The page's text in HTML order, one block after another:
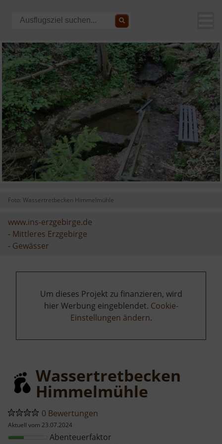
Foto: Wassertretbecken Himmelmühle
www.ins-erzgebirge.de
- Mittleres Erzgebirge
- Gewässer
Um dieses Projekt zu finanzieren, wird
hier Werbung eingeblendet. Cookie-
Einstellungen ändern.
Wassertretbecken
Himmelmühle
0 Bewertungen
Aktuell vom 23.07.2024
Abenteuerfaktor